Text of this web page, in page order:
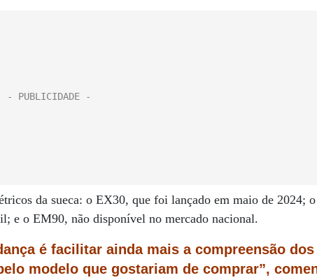
da sueca: o EX30, que foi lançado em maio de 2024; o
e o EM90, não disponível no mercado nacional.
é facilitar ainda mais a compreensão dos
modelo que gostariam de comprar”,